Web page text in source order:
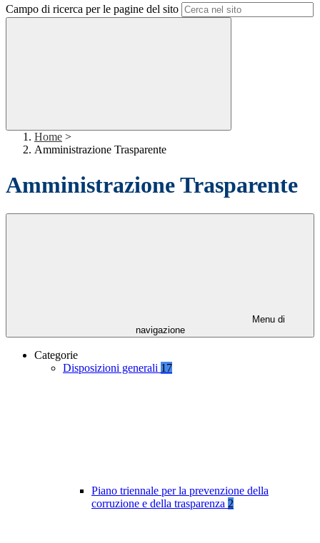
Campo di ricerca per le pagine del sito
Home >
Amministrazione Trasparente
Amministrazione Trasparente
Menu di
navigazione
Categorie
Disposizioni generali 17
Piano triennale per la prevenzione della
corruzione e della trasparenza 2